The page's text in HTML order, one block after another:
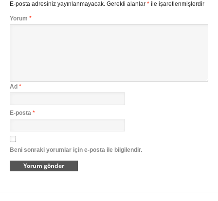
E-posta adresiniz yayınlanmayacak. Gerekli alanlar *ile işaretlenmişlerdir
Yorum *
Ad *
E-posta *
Beni sonraki yorumlar için e-posta ile bilgilendir.